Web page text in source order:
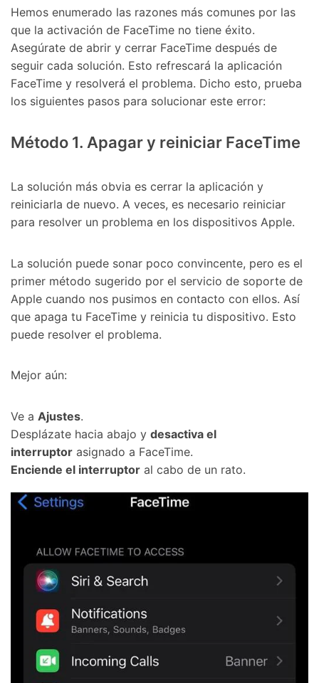
󠀰Hemos enumerado las razones más comunes por las
que la activación de FaceTime no tiene éxito.󠀲󠀩󠀠󠀥󠀦󠀨󠀩󠀠󠀳󠀰
Asegúrate de abrir y cerrar FaceTime después de
seguir cada solución.󠀲󠀩󠀠󠀥󠀦󠀨󠀩󠀡󠀳󠀰 Esto refrescará la aplicación
FaceTime y resolverá el problema.󠀲󠀩󠀠󠀥󠀦󠀨󠀩󠀢󠀳󠀰 Dicho esto, prueba
los siguientes pasos para solucionar este error:󠀲󠀩󠀠󠀥󠀦󠀨󠀩󠀣󠀳
󠀰Método 1.󠀲󠀩󠀠󠀥󠀦󠀨󠀩󠀤󠀳󠀰 Apagar y reiniciar FaceTime󠀲󠀩󠀠󠀥󠀦󠀨󠀩󠀥󠀳
󠀰La solución más obvia es cerrar la aplicación y
reiniciarla de nuevo.󠀲󠀩󠀠󠀥󠀦󠀨󠀩󠀦󠀳󠀰 A veces, es necesario reiniciar
para resolver un problema en los dispositivos Apple.󠀲󠀩󠀠󠀥󠀦󠀨󠀩󠀧󠀳
󠀰La solución puede sonar poco convincente, pero es el
primer método sugerido por el servicio de soporte de
Apple cuando nos pusimos en contacto con ellos.󠀲󠀩󠀠󠀥󠀦󠀨󠀩󠀨󠀳󠀰 Así
que apaga tu FaceTime y reinicia tu dispositivo.󠀲󠀩󠀠󠀥󠀦󠀨󠀩󠀩󠀳󠀰 Esto
puede resolver el problema.󠀲󠀩󠀠󠀥󠀦󠀩󠀠󠀠󠀳
󠀰Mejor aún:󠀲󠀩󠀠󠀥󠀦󠀩󠀠󠀡󠀳
Ve a Ajustes.
Desplázate hacia abajo y desactiva el
interruptor asignado a FaceTime.󠀲󠀩󠀠󠀥󠀦󠀩󠀠󠀣󠀳
Enciende el interruptor al cabo de un rato󠀲󠀩󠀠󠀥󠀦󠀩󠀠󠀤󠀳.